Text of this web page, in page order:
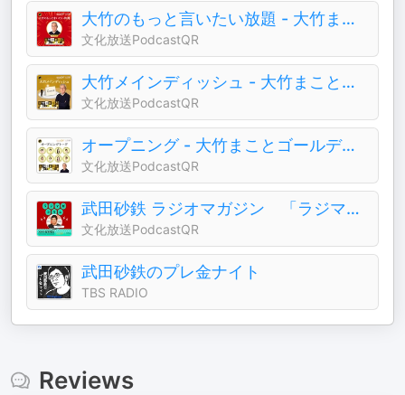
大竹のもっと言いたい放題 - 大竹まこと ゴールデンラジオ！
文化放送PodcastQR
大竹メインディッシュ - 大竹まことゴールデンラジオ！
文化放送PodcastQR
オープニング - 大竹まことゴールデンラジオ！
文化放送PodcastQR
武田砂鉄 ラジオマガジン 「ラジマガコラム」
文化放送PodcastQR
武田砂鉄のプレ金ナイト
TBS RADIO
Reviews